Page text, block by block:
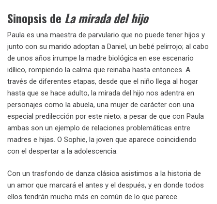
Sinopsis de La mirada del hijo
Paula es una maestra de parvulario que no puede tener hijos y
junto con su marido adoptan a Daniel, un bebé pelirrojo; al cabo
de unos años irrumpe la madre biológica en ese escenario
idílico, rompiendo la calma que reinaba hasta entonces. A
través de diferentes etapas, desde que el niño llega al hogar
hasta que se hace adulto, la mirada del hijo nos adentra en
personajes como la abuela, una mujer de carácter con una
especial predilección por este nieto; a pesar de que con Paula
ambas son un ejemplo de relaciones problemáticas entre
madres e hijas. O Sophie, la joven que aparece coincidiendo
con el despertar a la adolescencia.
Con un trasfondo de danza clásica asistimos a la historia de
un amor que marcará el antes y el después, y en donde todos
ellos tendrán mucho más en común de lo que parece.